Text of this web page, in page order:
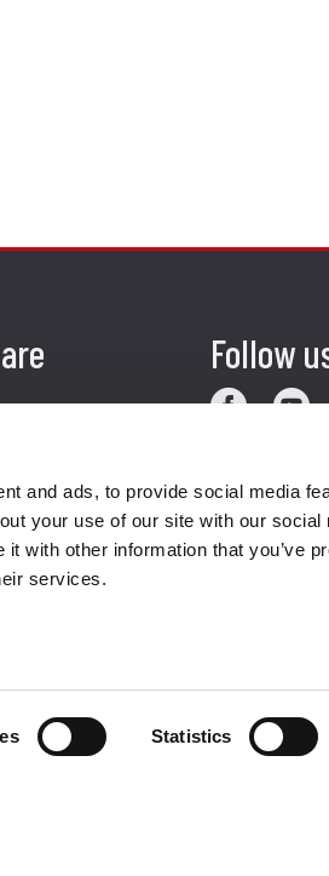
and ads, to provide social media
your use of our site with our social
with other information that you’ve
services.
Statistics
Follow